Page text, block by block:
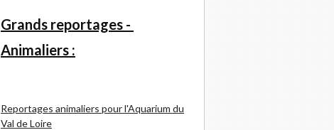
Grands reportages -
Animaliers :
Reportages animaliers pour l'Aquarium du
Val de Loire